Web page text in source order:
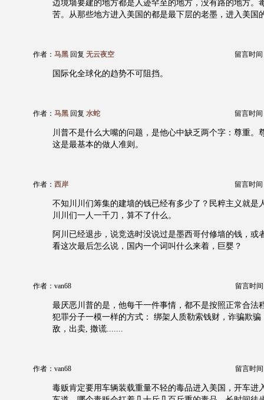
边境墙要建的地方都是人迹罕至的地方，没有路的地方。
苦。从那些地方进入美国的都是最下层的老墨，进入美国
作者： 马黑 回复 无云夜空 留言时间
国际化全球化的趋势不可阻挡。
作者： 马黑 回复 水蛇 留言时间
川普不是什么大嘴的问题，是他心中缺乏两个字：尊重。
这是最基本的做人准则。
作者： 西岸 留言时间
不知川川们筹集的建墙的钱已经有多少了？民粹主义就是
川川们一人一千刀，算不了什么。
阿川已经退步，说竞选时没说过是墨西哥付修墙的钱，或
看这次最后怎么说，国内一个词叫什么来着，巨婴？
作者：van68 留言时间
最厌恶川普的是，他每干一件事情，都不是按照正常合法
犯罪分子一模一样的方式： 绑架人质勒索钱财，诈骗欺骗
敌，出卖, 撒谎.......
作者：van68 留言时间
毒贩肯定要用车辆装载重量不轻的毒品进入美国，开车进